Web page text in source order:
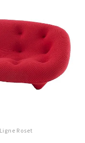
Roset